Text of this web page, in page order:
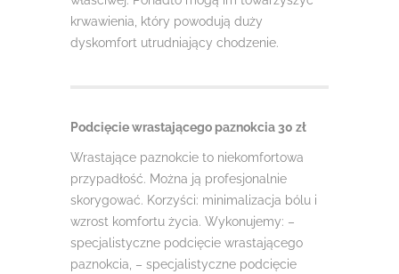
krwawienia, który powodują duży
dyskomfort utrudniający chodzenie.
Podcięcie wrastającego paznokcia 30 zł
Wrastające paznokcie to niekomfortowa
przypadłość. Można ją profesjonalnie
skorygować. Korzyści: minimalizacja bólu i
wzrost komfortu życia. Wykonujemy: –
specjalistyczne podcięcie wrastającego
paznokcia, – specjalistyczne podcięcie